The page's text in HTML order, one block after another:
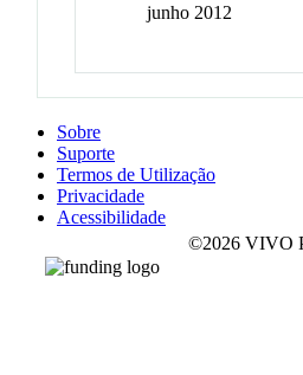
junho 2012
Sobre
Suporte
Termos de Utilização
Privacidade
Acessibilidade
©2026 VIVO